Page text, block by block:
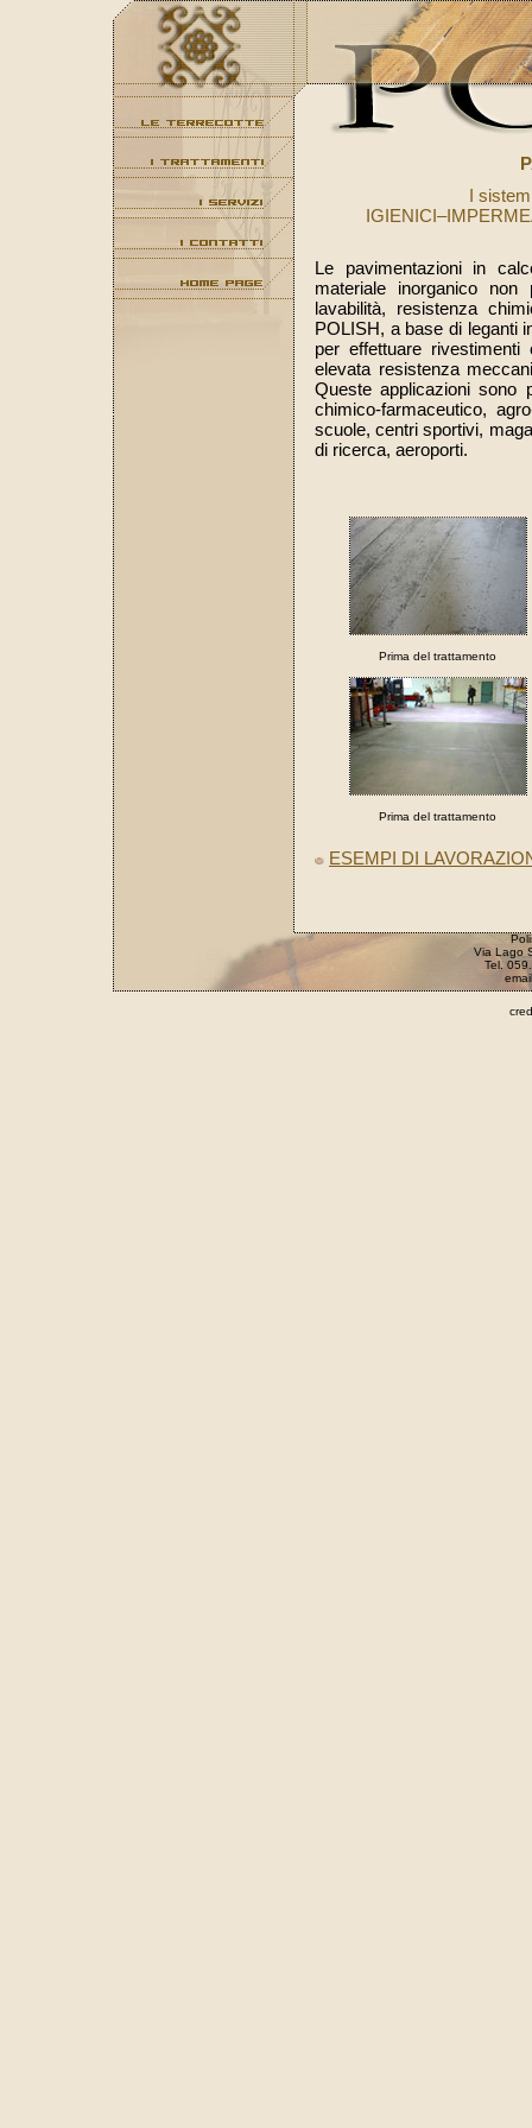
I
Le pavimentazioni in
materiale inorganico non
lavabilità, resistenza
POLISH, a base di leganti
per effettuare
elevata resistenza
Queste applicazioni sono
chimico-farmaceutico,
scuole, centri sportivi,
di ricerca, aeroporti.
Prima del trattamento
Prima del trattamento
ESEMPI DI
Via Lago
Tel.